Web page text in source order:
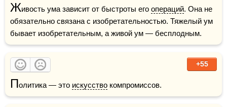
Живость ума зависит от быстроты его операций. Она не
обязательно связана с изобретательностью. Тяжелый ум
бывает изобретательным, а живой ум — бесплодным.
+55
Политика — это искусство компромиссов.